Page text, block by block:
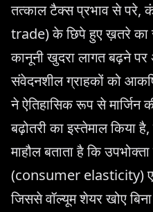
तत्काल टैक्स प्रभाव से परे,
trade) के छिपे हुए ख़तरे का
कानूनी खुदरा लागत बढ़ने
संवेदनशील ग्राहकों को
ने ऐतिहासिक रूप से मार्जिन
बढ़ोतरी का इस्तेमाल किया
माहौल बताता है कि
(consumer elasticity)
जिससे वॉल्यूम शेयर खोए